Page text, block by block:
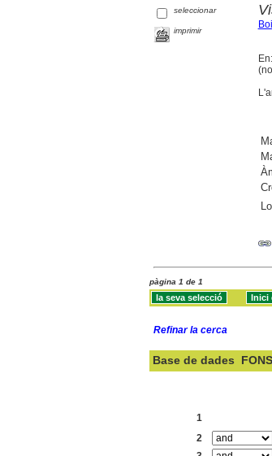
seleccionar
imprimir
En:
pàgina 1 de 1
Refinar la cerca
Base de dades
1
2